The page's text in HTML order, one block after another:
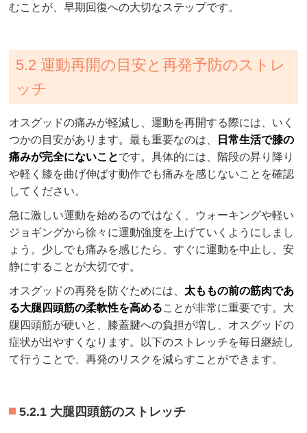
むことが、早期回復への大切なステップです。
5.2 運動再開の目安と再発予防のストレ
ッチ
オスグッドの痛みが軽減し、運動を再開する際には、いく
つかの目安があります。最も重要なのは、
日常生活で膝の
痛みが完全にないことです。具体的には、階段の昇り降り
や軽く膝を曲げ伸ばす動作でも痛みを感じないことを確認
してください。
急に激しい運動を始めるのではなく、ウォーキングや軽い
ジョギングから徐々に運動強度を上げていくようにしまし
ょう。少しでも痛みを感じたら、すぐに運動を中止し、安
静にすることが大切です。
オスグッドの再発を防ぐためには、 太ももの前の筋肉であ
る大腿四頭筋の柔軟性を高めることが非常に重要です。大
腿四頭筋が硬いと、膝蓋腱への負担が増し、オスグッドの
症状が出やすくなります。以下のストレッチを毎日継続し
て行うことで、再発のリスクを減らすことができます。
5.2.1 大腿四頭筋のストレッチ